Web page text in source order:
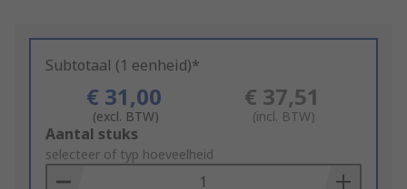
Subtotaal (1 eenheid)*
€ 31,00
(excl. BTW)
€ 37,51
(incl. BTW)
Add
to
Basket
Aantal stuks
selecteer of typ hoeveelheid